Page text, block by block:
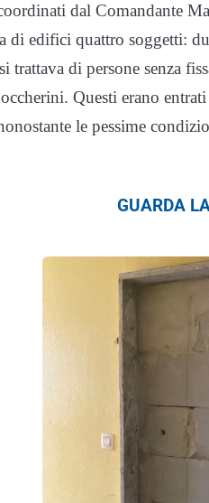
dal Comandante
di edifici quattro soggetti:
trattava di persone senza
Questi erano
le pessime
GUARDA